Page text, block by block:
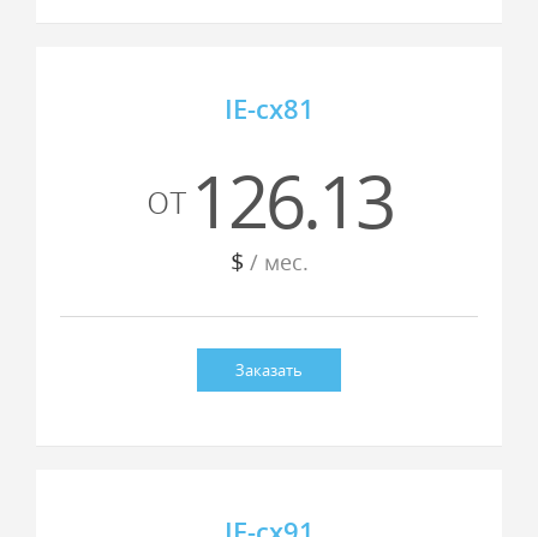
IE-cx81
от 126.13
$ / мес.
Заказать